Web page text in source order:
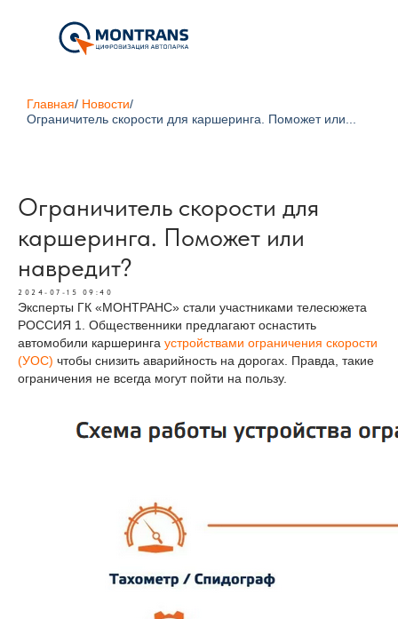
Главная/ Новости/
Ограничитель скорости для каршеринга. Поможет или...
Ограничитель скорости для
каршеринга. Поможет или
навредит?
2024-07-15 09:40
Эксперты ГК «МОНТРАНС» стали участниками телесюжета
РОССИЯ 1. Общественники предлагают оснастить
автомобили каршеринга устройствами ограничения скорости
(УОС) чтобы снизить аварийность на дорогах. Правда, такие
ограничения не всегда могут пойти на пользу.